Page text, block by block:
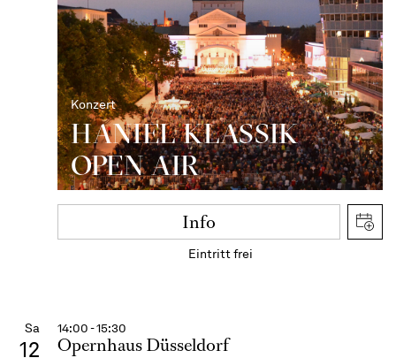
Konzert
HANIEL KLASSIK
OPEN AIR
Info
Eintritt frei
Sa
12
14:00 - 15:30
Opernhaus Düsseldorf